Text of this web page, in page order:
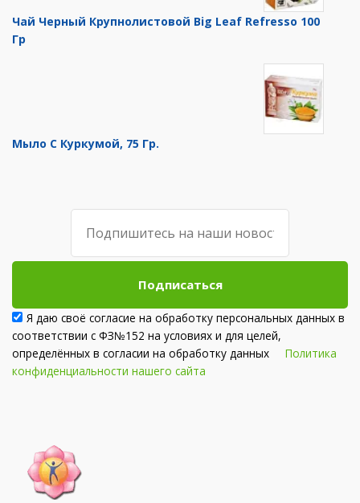
Чай Черный Крупнолистовой Big Leaf Refresso 100
Гр
Мыло С Куркумой, 75 Гр.
Подписаться
Я даю своё согласие на обработку персональных данных в
соответствии с ФЗ№152 на условиях и для целей,
определённых в согласии на обработку данных Политика
конфиденциальности нашего сайта